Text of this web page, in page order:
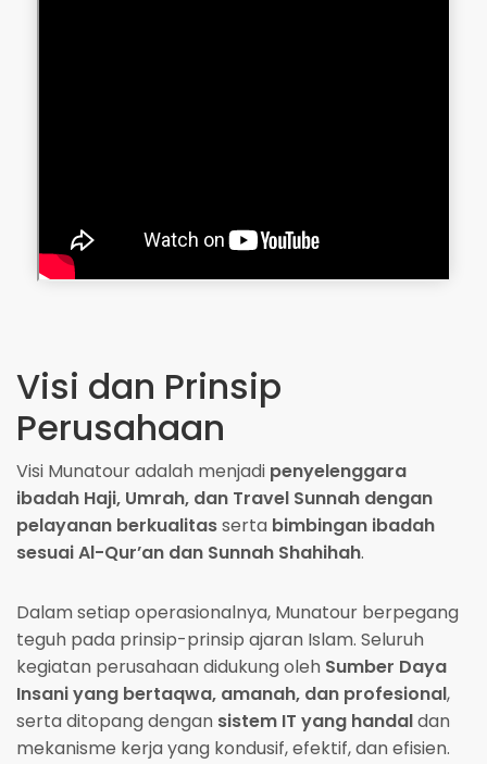
Visi dan Prinsip
Perusahaan
Visi Munatour adalah menjadi penyelenggara
ibadah Haji, Umrah, dan Travel Sunnah dengan
pelayanan berkualitasserta bimbingan ibadah
sesuai Al-Qur’an dan Sunnah Shahihah.
Dalam setiap operasionalnya, Munatour berpegang
teguh pada prinsip-prinsip ajaran Islam. Seluruh
kegiatan perusahaan didukung oleh Sumber Daya
Insani yang bertaqwa, amanah, dan profesional,
serta ditopang dengan sistem IT yang handaldan
mekanisme kerja yang kondusif, efektif, dan efisien.